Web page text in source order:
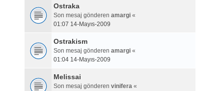
Ostraka
Son mesaj gönderen amargi«
01:07 14-Mayıs-2009
Ostrakism
Son mesaj gönderen amargi«
01:04 14-Mayıs-2009
Melissai
Son mesaj gönderen vinifera«